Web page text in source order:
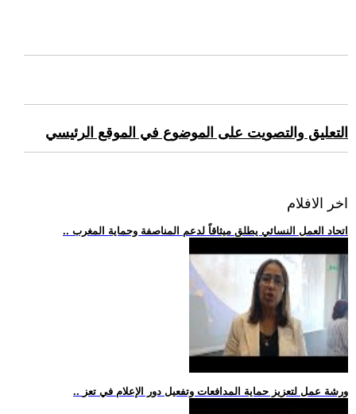
التعليق والتصويت على الموضوع في الموقع الرئيسي
اخر الافلام
.. اتحاد العمل النسائي يطلق ميثاقاً لدعم المناصفة وحماية المغرب
.. ورشة عمل لتعزيز حماية المدافعات وتفعيل دور الإعلام في تعز